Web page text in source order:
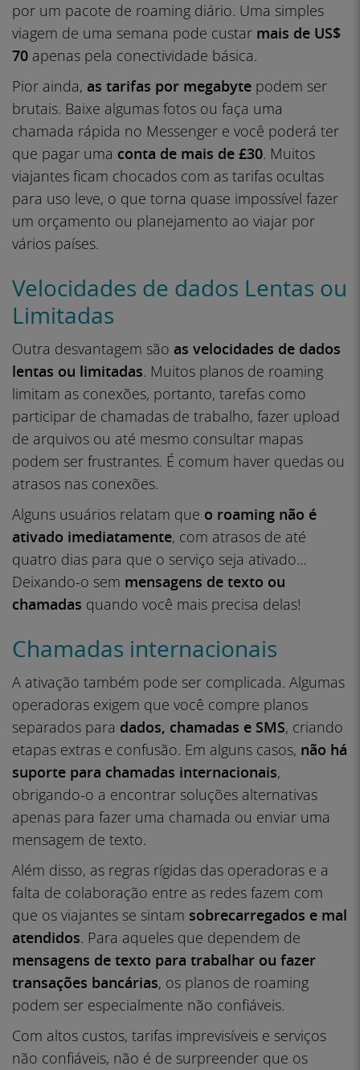
por um pacote de roaming diário. Uma simples
viagem de uma semana pode custar mais de US$
70 apenas pela conectividade básica.
Pior ainda, as tarifas por megabyte podem ser
brutais. Baixe algumas fotos ou faça uma
chamada rápida no Messenger e você poderá ter
que pagar uma conta de mais de £30. Muitos
viajantes ficam chocados com as tarifas ocultas
para uso leve, o que torna quase impossível fazer
um orçamento ou planejamento ao viajar por
vários países.
Velocidades de dados Lentas ou
Limitadas
Outra desvantagem são as velocidades de dados
lentas ou limitadas. Muitos planos de roaming
limitam as conexões, portanto, tarefas como
participar de chamadas de trabalho, fazer upload
de arquivos ou até mesmo consultar mapas
podem ser frustrantes. É comum haver quedas ou
atrasos nas conexões.
Alguns usuários relatam que o roaming não é
ativado imediatamente, com atrasos de até
quatro dias para que o serviço seja ativado…
Deixando-o sem mensagens de texto ou
chamadas quando você mais precisa delas!
Chamadas internacionais
A ativação também pode ser complicada. Algumas
operadoras exigem que você compre planos
separados para dados, chamadas e SMS, criando
etapas extras e confusão. Em alguns casos, não há
suporte para chamadas internacionais,
obrigando-o a encontrar soluções alternativas
apenas para fazer uma chamada ou enviar uma
mensagem de texto.
Além disso, as regras rígidas das operadoras e a
falta de colaboração entre as redes fazem com
que os viajantes se sintam sobrecarregados e mal
atendidos. Para aqueles que dependem de
mensagens de texto para trabalhar ou fazer
transações bancárias, os planos de roaming
podem ser especialmente não confiáveis.
Com altos custos, tarifas imprevisíveis e serviços
não confiáveis, não é de surpreender que os